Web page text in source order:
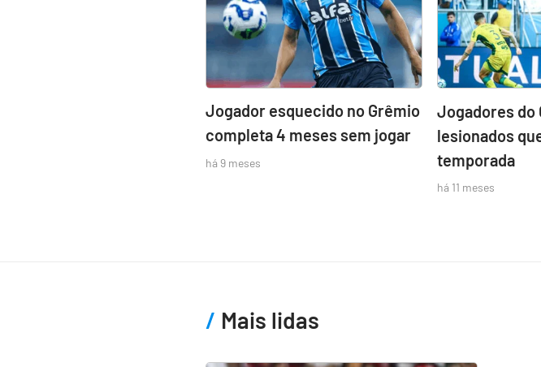
Jogador esquecido no Grêmio
completa 4 meses sem jogar
há 9 meses
Jogadores do
lesionados
temporada
há 11 meses
Mais lidas